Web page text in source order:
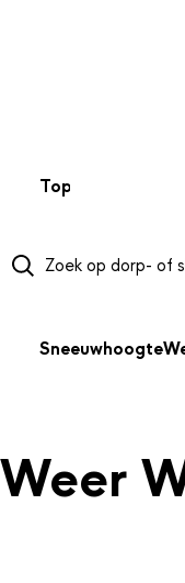
Top 50
Sneeuwhoogte
Weer